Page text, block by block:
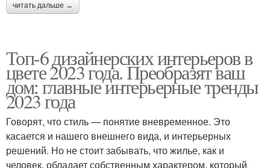
читать дальше →
Топ-6 дизайнерских интерьеров в
цвете 2023 года. Преобразят ваш
дом: главные интерьерные тренды
2023 года
Говорят, что стиль — понятие вневременное. Это
касается и нашего внешнего вида, и интерьерных
решений. Но не стоит забывать, что жилье, как и
человек, обладает собственным характером, который